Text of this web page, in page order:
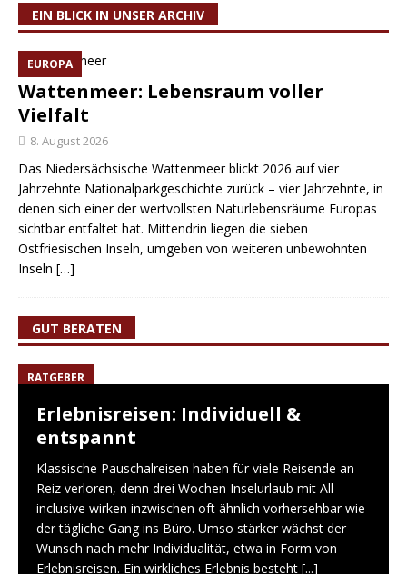
EIN BLICK IN UNSER ARCHIV
EUROPA
Wattenmeer: Lebensraum voller
Vielfalt
8. August 2026
Das Niedersächsische Wattenmeer blickt 2026 auf vier
Jahrzehnte Nationalparkgeschichte zurück – vier Jahrzehnte, in
denen sich einer der wertvollsten Naturlebensräume Europas
sichtbar entfaltet hat. Mittendrin liegen die sieben
Ostfriesischen Inseln, umgeben von weiteren unbewohnten
Inseln […]
GUT BERATEN
RATGEBER
Erlebnisreisen: Individuell &
entspannt
Klassische Pauschalreisen haben für viele Reisende an
Reiz verloren, denn drei Wochen Inselurlaub mit All-
inclusive wirken inzwischen oft ähnlich vorhersehbar wie
der tägliche Gang ins Büro. Umso stärker wächst der
Wunsch nach mehr Individualität, etwa in Form von
Erlebnisreisen. Ein wirkliches Erlebnis besteht [...]